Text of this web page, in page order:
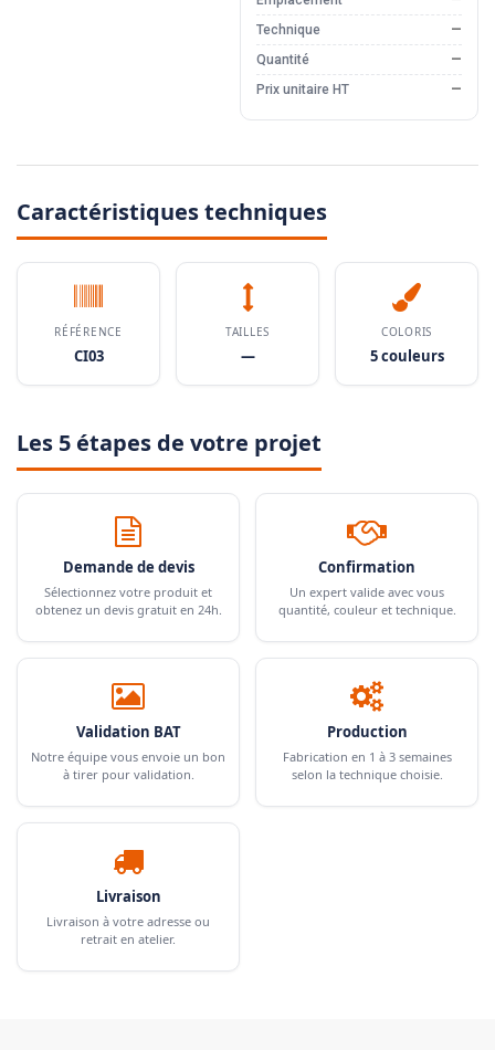
Technique
—
Quantité
—
Prix unitaire HT
—
Caractéristiques techniques
RÉFÉRENCE
CI03
TAILLES
—
COLORIS
5 couleurs
Les 5 étapes de votre projet
Demande de devis
Sélectionnez votre produit et
obtenez un devis gratuit en 24h.
Confirmation
Un expert valide avec vous
quantité, couleur et technique.
Validation BAT
Notre équipe vous envoie un bon
à tirer pour validation.
Production
Fabrication en 1 à 3 semaines
selon la technique choisie.
Livraison
Livraison à votre adresse ou
retrait en atelier.